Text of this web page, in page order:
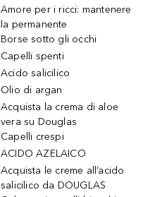
Amore per i ricci: mantenere
la permanente
Borse sotto gli occhi
Capelli spenti
Acido salicilico
Olio di argan
Acquista la crema di aloe
vera su Douglas
Capelli crespi
ACIDO AZELAICO
Acquista le creme all’acido
salicilico da DOUGLAS